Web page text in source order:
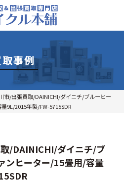
事例
市/出張買取/DAINICHI/ダイニチ/ブルーヒー
9L/2015年製/FW-5715SDR
/DAINICHI/ダイニチ/ブ
ンヒーター/15畳用/容量